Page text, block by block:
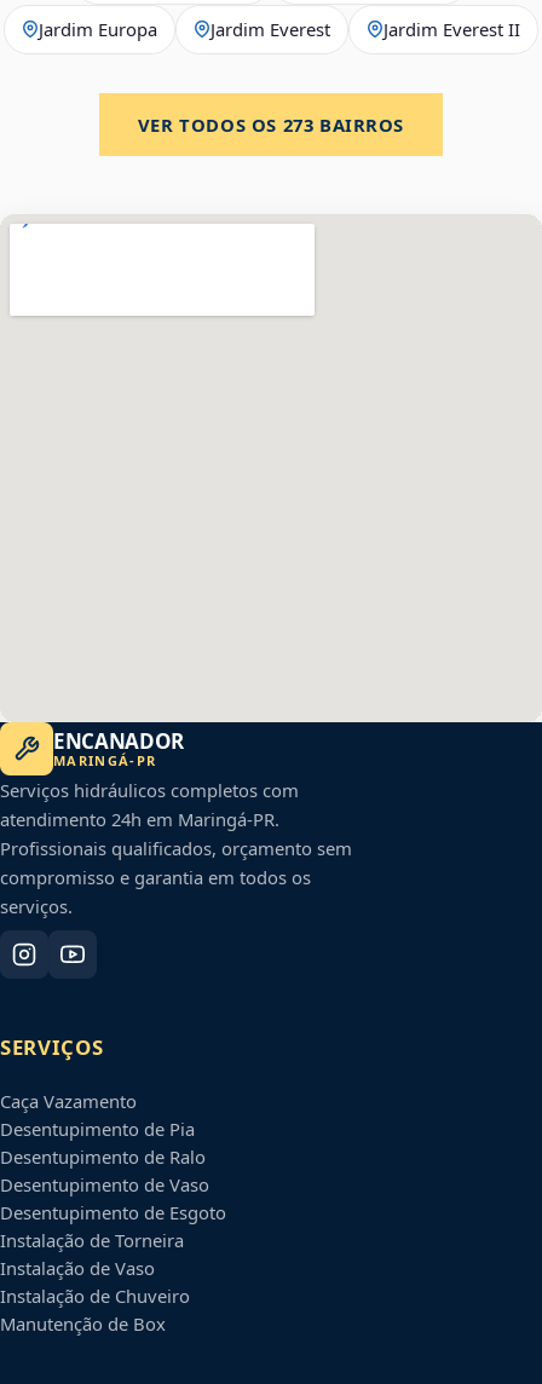
Jardim Europa Jardim Everest Jardim Everest II
VER TODOS OS 273 BAIRROS
ENCANADOR
MARINGÁ- PR
Serviços hidráulicos completos com
atendimento 24h em Maringá-PR.
Profissionais qualificados, orçamento sem
compromisso e garantia em todos os
serviços.
SERVIÇOS
Caça Vazamento
Desentupimento de Pia
Desentupimento de Ralo
Desentupimento de Vaso
Desentupimento de Esgoto
Instalação de Torneira
Instalação de Vaso
Instalação de Chuveiro
Manutenção de Box